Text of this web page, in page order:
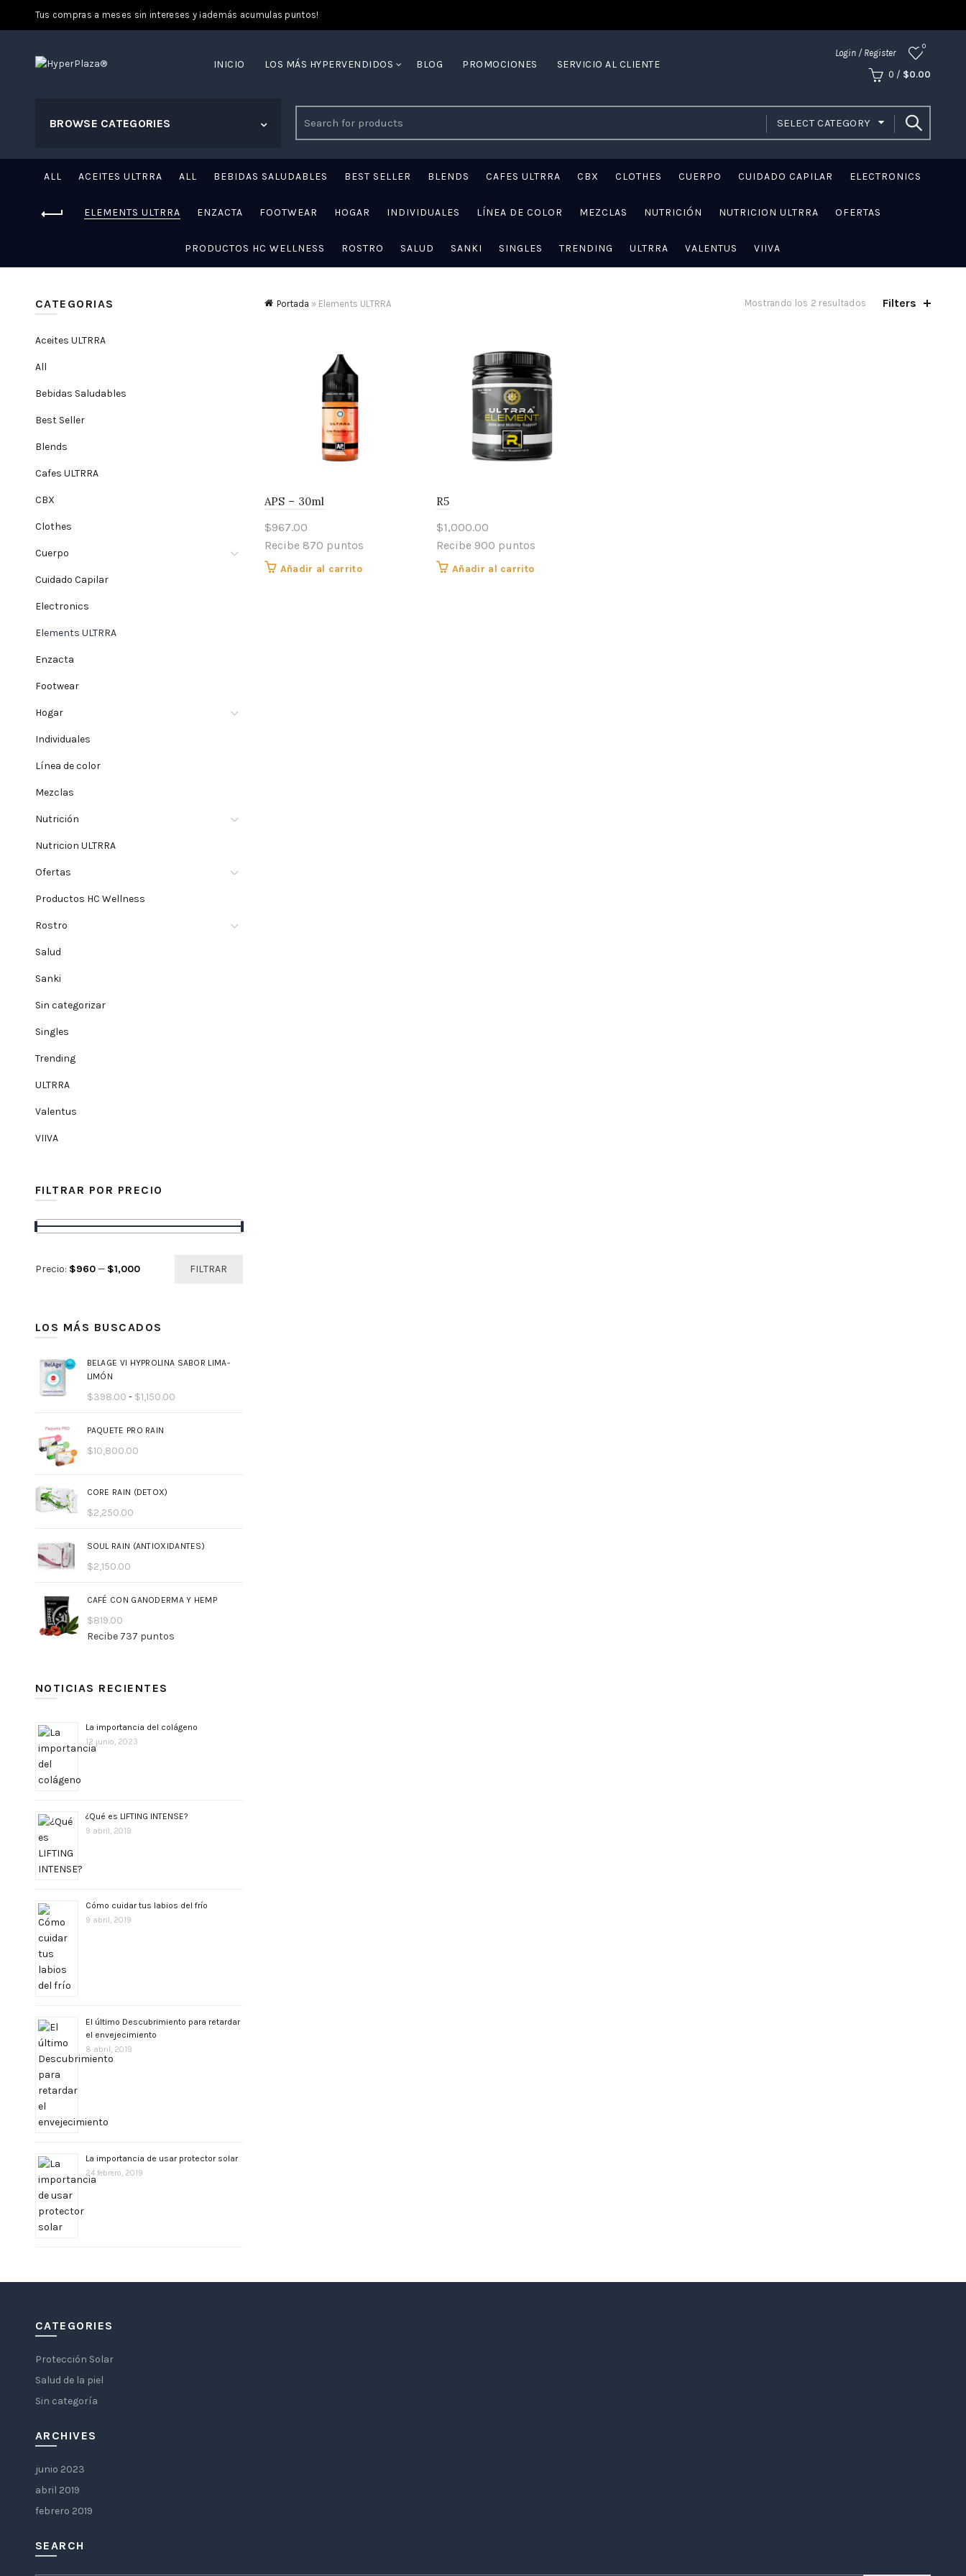
Tus compras a meses sin intereses y ¡además acumulas puntos!
INICIO LOS MÁS HYPERVENDIDOS BLOG PROMOCIONES SERVICIO AL CLIENTE
Login / Register
0
0 / $0.00
BROWSE CATEGORIES
for:
SELECT CATEGORY
ALL ACEITES ULTRRA ALL BEBIDAS SALUDABLES BEST SELLER BLENDS CAFES ULTRRA CBX CLOTHES CUERPO CUIDADO CAPILAR ELECTRONICS
ELEMENTS ULTRRA ENZACTA FOOTWEAR HOGAR INDIVIDUALES LÍNEA DE COLOR MEZCLAS NUTRICIÓN NUTRICION ULTRRA OFERTAS
PRODUCTOS HC WELLNESS ROSTRO SALUD SANKI SINGLES TRENDING ULTRRA VALENTUS VIIVA
Portada » Elements ULTRRA Mostrando los 2 resultados Filters
APS – 30ml
$967.00
Recibe 870 puntos
Añadir al carrito
R5
$1,000.00
Recibe 900 puntos
Añadir al carrito
CATEGORIAS
Aceites ULTRRA
All
Bebidas Saludables
Best Seller
Blends
Cafes ULTRRA
CBX
Clothes
Cuerpo
Cuidado Capilar
Electronics
Elements ULTRRA
Enzacta
Footwear
Hogar
Individuales
Línea de color
Mezclas
Nutrición
Nutricion ULTRRA
Ofertas
Productos HC Wellness
Rostro
Salud
Sanki
Sin categorizar
Singles
Trending
ULTRRA
Valentus
VIIVA
FILTRAR POR PRECIO
Precio
Precio
FILTRAR
Precio: $960— $1,000
LOS MÁS BUSCADOS
BELAGE VI HYPROLINA SABOR LIMA-
LIMÓN
$398.00 - $1,150.00Rango
PAQUETE PRO RAIN
$10,800.00
CORE RAIN (DETOX)
$2,250.00
SOUL RAIN (ANTIOXIDANTES)
$2,150.00
CAFÉ CON GANODERMA Y HEMP
$819.00
Recibe 737 puntos
NOTICIAS RECIENTES
La importancia del colágeno
12 junio, 2023
¿Qué es LIFTING INTENSE?
9 abril, 2019
Cómo cuidar tus labios del frío
9 abril, 2019
El último Descubrimiento para retardar
el envejecimiento
8 abril, 2019
La importancia de usar protector solar
24 febrero, 2019
CATEGORIES
Protección Solar
Salud de la piel
Sin categoría
ARCHIVES
junio 2023
abril 2019
febrero 2019
SEARCH